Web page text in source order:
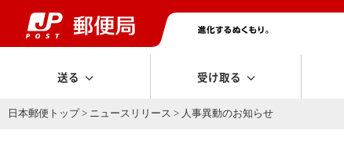
送る 受け取る
日本郵便トップ> ニュースリリース > 人事異動のお知らせ